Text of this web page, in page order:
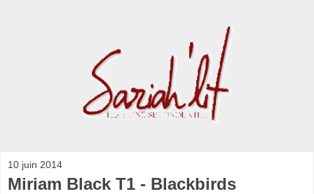
10 juin 2014
Miriam Black T1 - Blackbirds